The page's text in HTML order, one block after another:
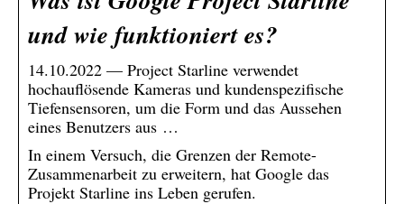
und wie funktioniert es?
14.10.2022 — Project Starline verwendet
hochauflösende Kameras und kundenspezifische
Tiefensensoren, um die Form und das Aussehen
eines Benutzers aus …
In einem Versuch, die Grenzen der Remote-
Zusammenarbeit zu erweitern, hat Google das
Projekt Starline ins Leben gerufen.